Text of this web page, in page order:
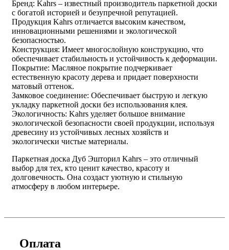
Бренд: Kahrs – известный производитель паркетной доски
с богатой историей и безупречной репутацией.
Продукция Kahrs отличается высоким качеством,
инновационными решениями и экологической
безопасностью.
Конструкция: Имеет многослойную конструкцию, что
обеспечивает стабильность и устойчивость к деформации.
Покрытие: Масляное покрытие подчеркивает
естественную красоту дерева и придает поверхности
матовый оттенок.
Замковое соединение: Обеспечивает быструю и легкую
укладку паркетной доски без использования клея.
Экологичность: Kahrs уделяет большое внимание
экологической безопасности своей продукции, используя
древесину из устойчивых лесных хозяйств и
экологически чистые материалы.
Паркетная доска Дуб Эшторил Kahrs – это отличный
выбор для тех, кто ценит качество, красоту и
долговечность. Она создаст уютную и стильную
атмосферу в любом интерьере.
Оплата